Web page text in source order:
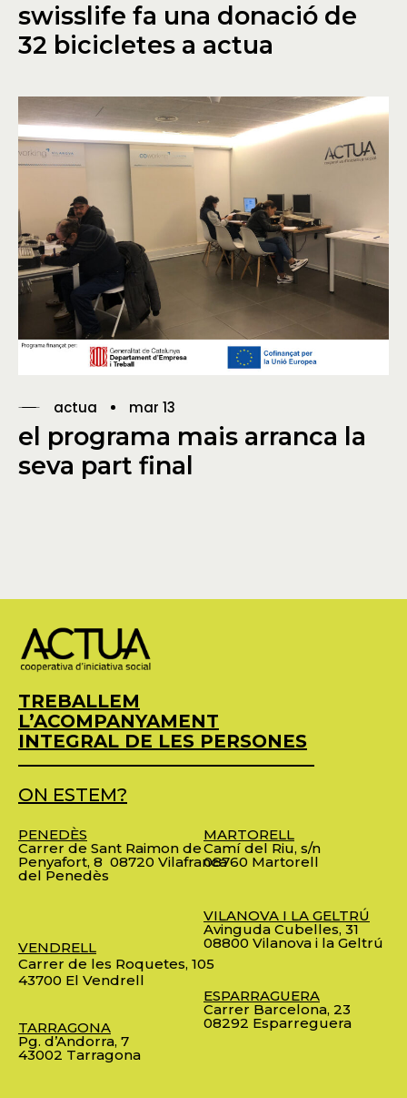
swisslife fa una donació de
32 bicicletes a actua
actua mar 13
el programa mais arranca la
seva part final
TREBALLEM
L’ACOMPANYAMENT
INTEGRAL DE LES PERSONES
ON ESTEM?
PENEDÈS
Carrer de Sant Raimon de
Penyafort, 8 08720 Vilafranca
del Penedès
VENDRELL
Carrer de les Roquetes, 105
43700 El Vendrell
TARRAGONA
Pg. d’Andorra, 7
43002 Tarragona
MARTORELL
Camí del Riu, s/n
08760 Martorell
VILANOVA I LA GELTRÚ
Avinguda Cubelles, 31
08800 Vilanova i la Geltrú
ESPARRAGUERA
Carrer Barcelona, 23
08292 Esparreguera